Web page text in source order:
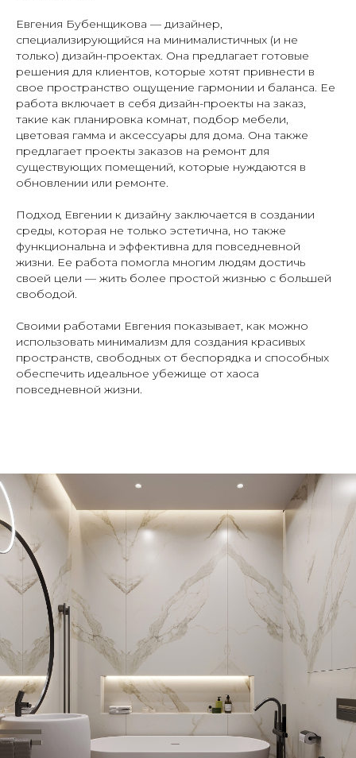
Евгения Бубенщикова — дизайнер,
специализирующийся на минималистичных (и не
только) дизайн-проектах. Она предлагает готовые
решения для клиентов, которые хотят привнести в
свое пространство ощущение гармонии и баланса. Ее
работа включает в себя дизайн-проекты на заказ,
такие как планировка комнат, подбор мебели,
цветовая гамма и аксессуары для дома. Она также
предлагает проекты заказов на ремонт для
существующих помещений, которые нуждаются в
обновлении или ремонте.
Подход Евгении к дизайну заключается в создании
среды, которая не только эстетична, но также
функциональна и эффективна для повседневной
жизни. Ее работа помогла многим людям достичь
своей цели — жить более простой жизнью с большей
свободой.
Своими работами Евгения показывает, как можно
использовать минимализм для создания красивых
пространств, свободных от беспорядка и способных
обеспечить идеальное убежище от хаоса
повседневной жизни.